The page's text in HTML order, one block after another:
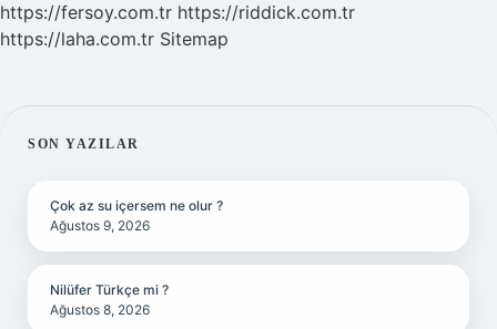
https://fersoy.com.tr https://riddick.com.tr
https://laha.com.tr Sitemap
SIDEBAR
SON YAZILAR
Çok az su içersem ne olur ?
Ağustos 9, 2026
Nilüfer Türkçe mi ?
Ağustos 8, 2026